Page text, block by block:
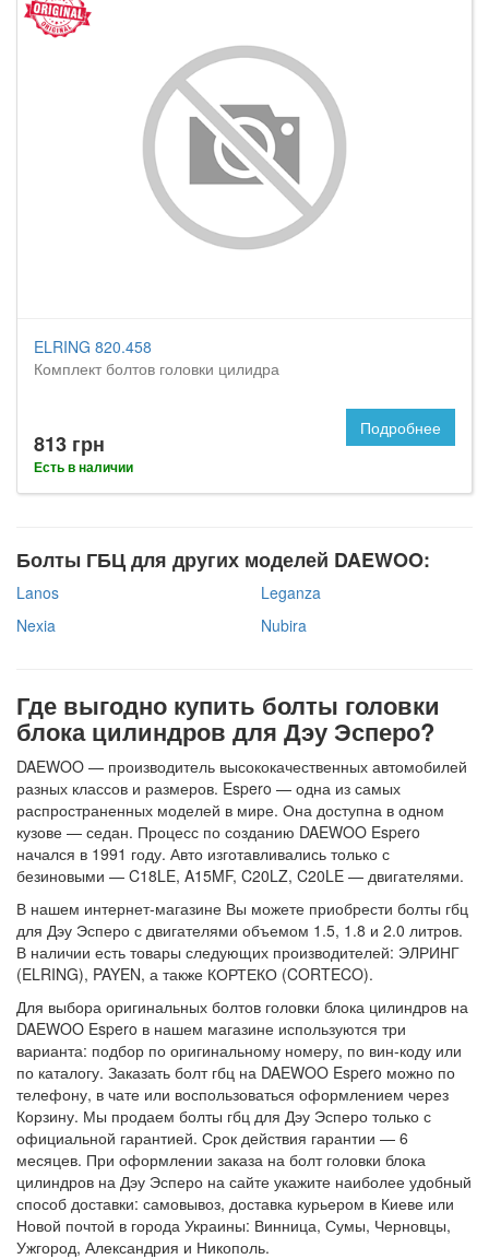
ELRING 820.458
Комплект болтов головки цилидра
813 грн
Есть в наличии
Подробнее
Болты ГБЦ для других моделей DAEWOO:
Lanos
Leganza
Nexia
Nubira
Где выгодно купить болты головки
блока цилиндров для Дэу Эсперо?
DAEWOO — производитель высококачественных автомобилей
разных классов и размеров. Espero — одна из самых
распространенных моделей в мире. Она доступна в одном
кузове — седан. Процесс по созданию DAEWOO Espero
начался в 1991 году. Авто изготавливались только с
безиновыми — C18LE, A15MF, C20LZ, C20LE — двигателями.
В нашем интернет-магазине Вы можете приобрести болты гбц
для Дэу Эсперо с двигателями объемом 1.5, 1.8 и 2.0 литров.
В наличии есть товары следующих производителей: ЭЛРИНГ
(ELRING), PAYEN, а также КОРТЕКО (CORTECO).
Для выбора оригинальных болтов головки блока цилиндров на
DAEWOO Espero в нашем магазине используются три
варианта: подбор по оригинальному номеру, по вин-коду или
по каталогу. Заказать болт гбц на DAEWOO Espero можно по
телефону, в чате или воспользоваться оформлением через
Корзину. Мы продаем болты гбц для Дэу Эсперо только с
официальной гарантией. Срок действия гарантии — 6
месяцев. При оформлении заказа на болт головки блока
цилиндров на Дэу Эсперо на сайте укажите наиболее удобный
способ доставки: самовывоз, доставка курьером в Киеве или
Новой почтой в города Украины: Винница, Сумы, Черновцы,
Ужгород, Александрия и Никополь.